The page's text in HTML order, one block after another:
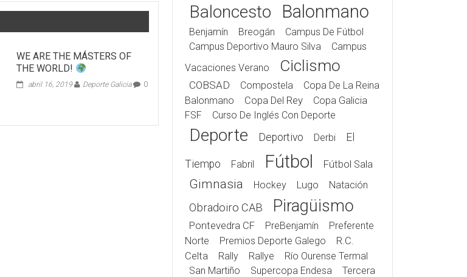
WE ARE THE MÁSTERS OF
THE WORLD!
abril 16, 2019 Deporte Galicia 0
Baloncesto Balonmano
Benjamín Breogán
Campus De Fútbol
Campus Deportivo Mauro Silva
Campus
Vacaciones Verano
Ciclismo
COBSAD Compostela
Copa De La Reina
Balonmano
Copa Del Rey
Copa Galicia
FSF
Curso De Inglés Con Deporte
Deporte Deportivo Derbi El
Tiempo Fabril Fútbol Fútbol Sala
Gimnasia Hockey Lugo Natación
Obradoiro CAB Piragüismo
Pontevedra CF PreBenjamín
Preferente
Norte
Premios Deporte Galego
R.C.
Celta
Rally Rallye
Río Ourense Termal
San Martiño
Supercopa Endesa
Tercera